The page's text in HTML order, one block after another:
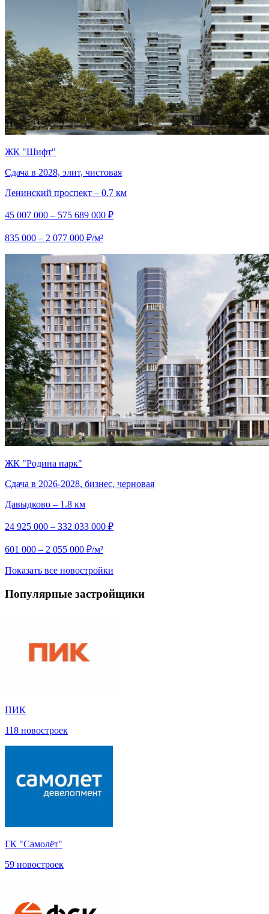
ЖК "Шифт"
Сдача в 2028, элит, чистовая
Ленинский проспект – 0.7 км
45 007 000 – 575 689 000 ₽
835 000 – 2 077 000 ₽/м²
ЖК "Родина парк"
Сдача в 2026-2028, бизнес, черновая
Давыдково – 1.8 км
24 925 000 – 332 033 000 ₽
601 000 – 2 055 000 ₽/м²
Показать все новостройки
Популярные застройщики
ПИК
118 новостроек
ГК "Самолёт"
59 новостроек